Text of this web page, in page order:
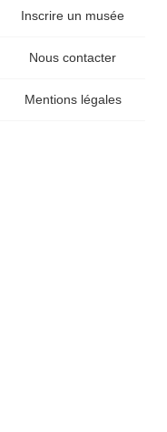
Inscrire un musée
Nous contacter
Mentions légales